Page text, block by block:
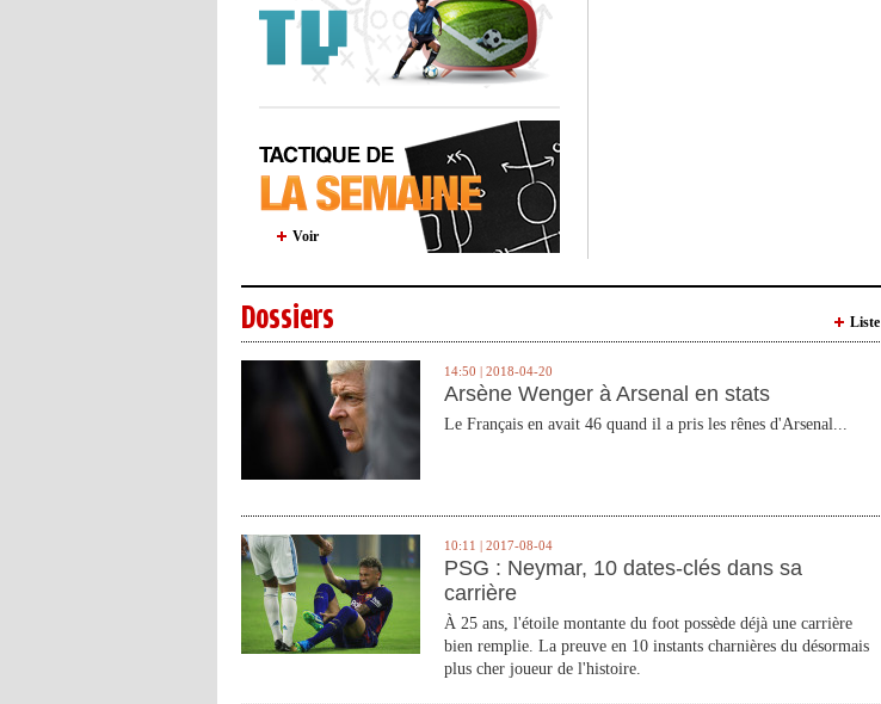
Voir
Dossiers Liste
14:50 | 2018-04-20
Arsène Wenger à Arsenal en stats
Le Français en avait 46 quand il a pris les rênes d'Arsenal...
10:11 | 2017-08-04
PSG : Neymar, 10 dates-clés dans sa
carrière
À 25 ans, l'étoile montante du foot possède déjà une carrière
bien remplie. La preuve en 10 instants charnières du désormais
plus cher joueur de l'histoire.